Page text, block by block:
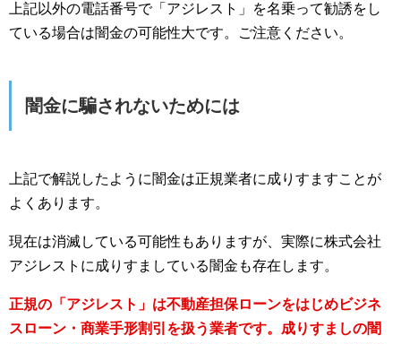
上記以外の電話番号で「アジレスト」を名乗って勧誘をし
ている場合は闇金の可能性大です。ご注意ください。
闇金に騙されないためには
上記で解説したように闇金は正規業者に成りすますことが
よくあります。
現在は消滅している可能性もありますが、実際に株式会社
アジレストに成りすましている闇金も存在します。
正規の「アジレスト」は不動産担保ローンをはじめビジネ
スローン・商業手形割引を扱う業者です。成りすましの闇